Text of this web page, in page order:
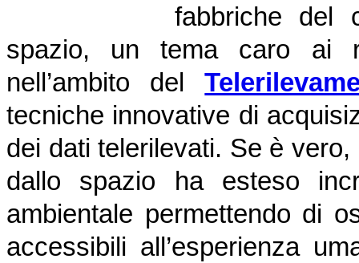
fabbriche del
spazio, un tema caro ai
nell’ambito del
tecniche innovative di
dei dati telerilevati. Se è vero,
dallo spazio ha esteso
ambientale permettendo di
accessibili all’esperienza